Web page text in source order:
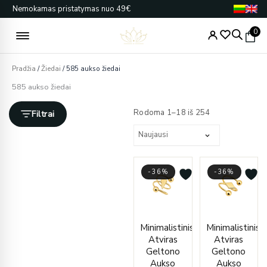
Pereiti
prie
turinio
Nemokamas pristatymas nuo 49€
0
Pradžia /Žiedai / 585 aukso žiedai
585 aukso žiedai
Filtrai Rodoma 1–18 iš 254pagal
-36%
Minimalistinis
Atviras
Geltono
Aukso
price
€929.00.
price
€597.00.
-36%
Minimalistinis
Atviras
Geltono
Aukso
price
price